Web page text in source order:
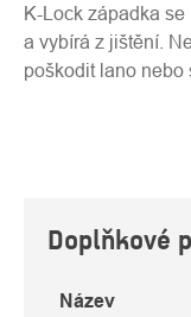
K-Lock západka
a vybírá z jištění.
poškodit lano nebo
Doplňkové
Název